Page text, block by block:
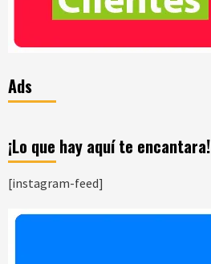
Ads
¡Lo que hay aquí te encantara!
[instagram-feed]